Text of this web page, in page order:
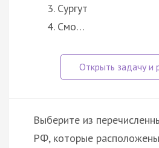
Сургут
Смо…
Выберите из
РФ, которые